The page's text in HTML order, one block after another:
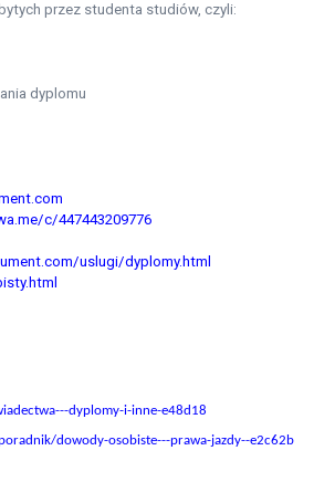
przez studenta studiów, czyli:
dyplomu
c/447443209776
uslugi/dyplomy.html
dyplomy-i-inne-e48d18
dowody-osobiste---prawa-jazdy--e2c62b